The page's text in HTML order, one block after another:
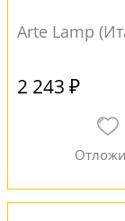
Arte Lamp
2 243 ₽